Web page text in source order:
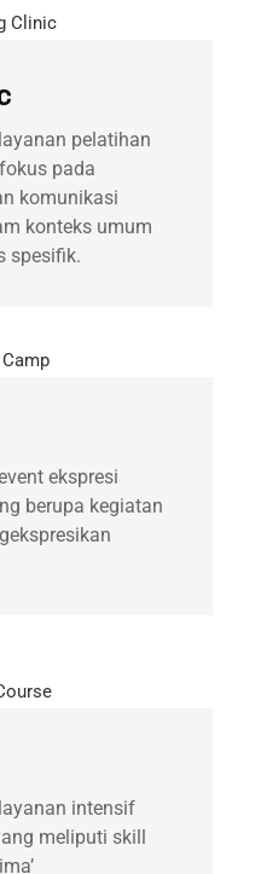
pelatihan
pada
komunikasi
konteks umum
spesifik.
ekspresi
berupa kegiatan
intensif
meliputi skill